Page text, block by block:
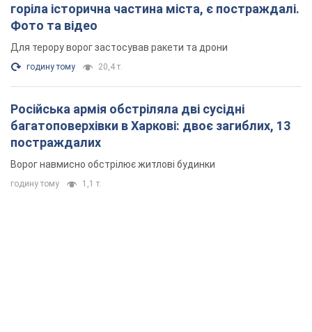
горіла історична частина міста, є постраждалі.
Фото та відео
Для терору ворог застосував ракети та дрони
годину тому 20,4 т.
Російська армія обстріляла дві сусідні
багатоповерхівки в Харкові: двоє загиблих, 13
постраждалих
Ворог навмисно обстрілює житлові будинки
годину тому 1,1 т.